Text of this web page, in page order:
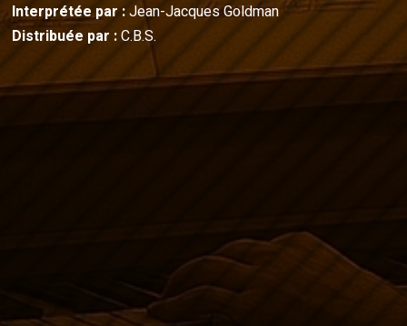
Interprétée par :Jean-Jacques Goldman
Distribuée par :C.B.S.